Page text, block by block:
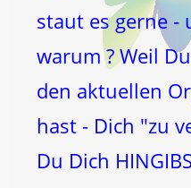
staut es gerne -
warum ? Weil
den aktuellen
hast - Dich "zu
Du Dich